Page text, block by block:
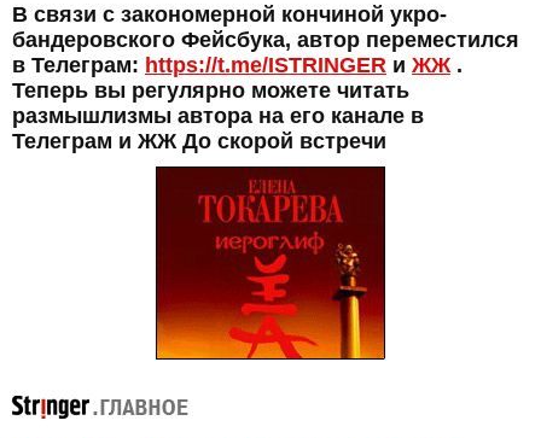
В связи с закономерной кончиной укро-
бандеровского Фейсбука, автор переместился
в Телеграм: https://t.me/ISTRINGER и ЖЖ .
Теперь вы регулярно можете читать
размышлизмы автора на его канале в
Телеграм и ЖЖ До скорой встречи